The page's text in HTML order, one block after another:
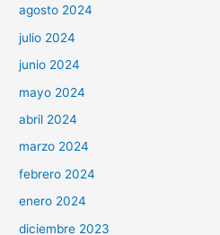
agosto 2024
julio 2024
junio 2024
mayo 2024
abril 2024
marzo 2024
febrero 2024
enero 2024
diciembre 2023